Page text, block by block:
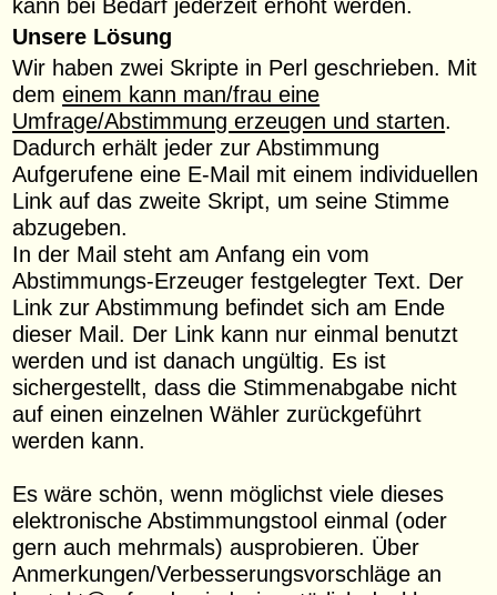
Unsere Lösung
Wir haben zwei Skripte in Perl geschrieben. Mit
demeinem kann man/frau eine
Umfrage/Abstimmung erzeugen und starten.
Dadurch erhält jeder zur Abstimmung
Aufgerufene eine E-Mail mit einem individuellen
Link auf das zweite Skript, um seine Stimme
abzugeben.
In der Mail steht am Anfang ein vom
Abstimmungs-Erzeuger festgelegter Text. Der
Link zur Abstimmung befindet sich am Ende
dieser Mail. Der Link kann nur einmal benutzt
werden und ist danach ungültig. Es ist
sichergestellt, dass die Stimmenabgabe nicht
auf einen einzelnen Wähler zurückgeführt
werden kann.
Es wäre schön, wenn möglichst viele dieses
elektronische Abstimmungstool einmal (oder
gern auch mehrmals) ausprobieren. Über
Anmerkungen/Verbesserungsvorschläge an